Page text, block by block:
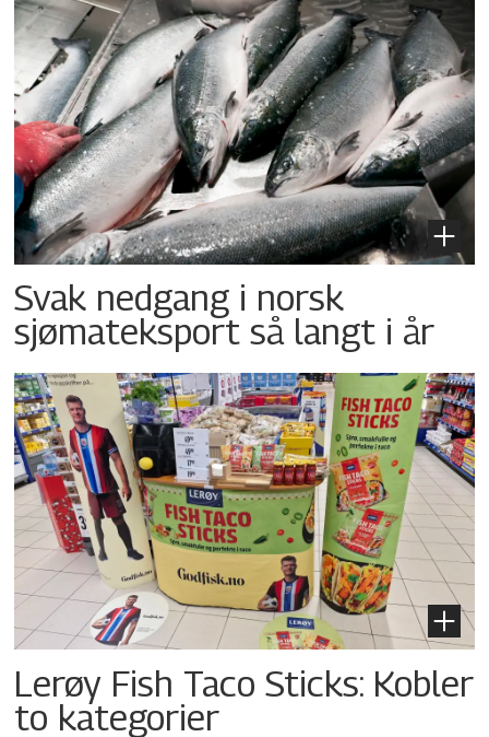
Svak nedgang i norsk
sjømateksport så langt i år
Lerøy Fish Taco Sticks: Kobler
to kategorier